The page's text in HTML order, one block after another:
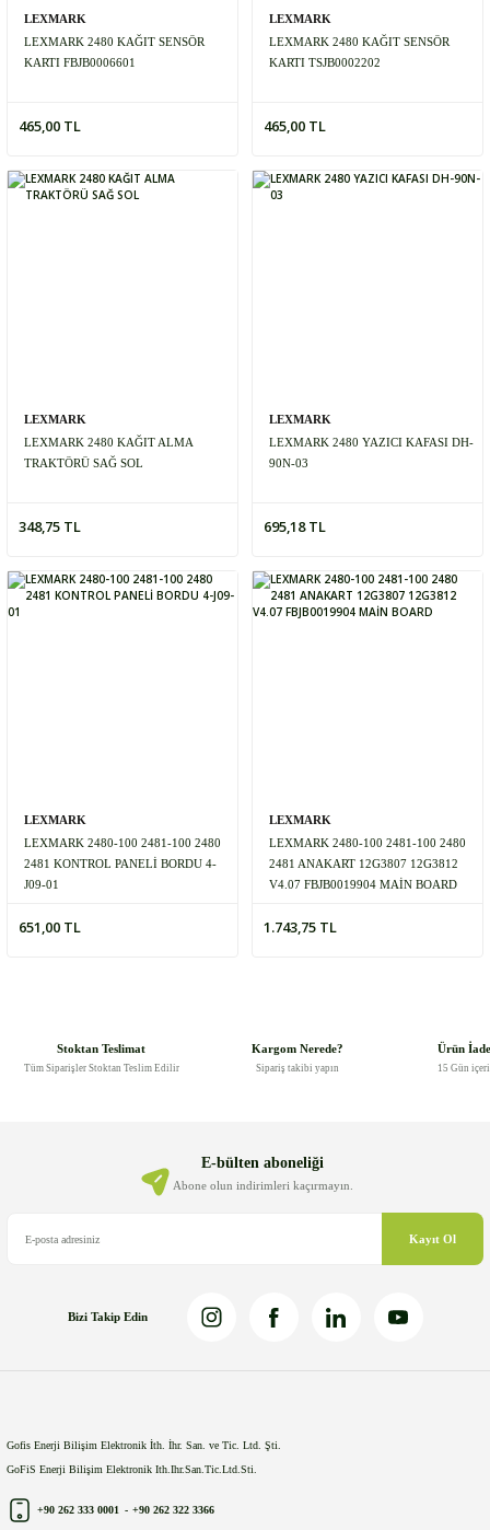
LEXMARK
LEXMARK 2480 KAĞIT SENSÖR
KARTI FBJB0006601
465,00 TL
LEXMARK
LEXMARK 2480 KAĞIT SENSÖR
KARTI TSJB0002202
465,00 TL
LEXMARK
LEXMARK 2480 KAĞIT ALMA
TRAKTÖRÜ SAĞ SOL
348,75 TL
LEXMARK
LEXMARK 2480 YAZICI KAFASI DH-
90N-03
695,18 TL
LEXMARK
LEXMARK 2480-100 2481-100 2480
2481 KONTROL PANELİ BORDU 4-
J09-01
651,00 TL
LEXMARK
LEXMARK 2480-100 2481-100 2480
2481 ANAKART 12G3807 12G3812
V4.07 FBJB0019904 MAİN BOARD
1.743,75 TL
Stoktan Teslimat
Tüm Siparişler Stoktan Teslim Edilir
Kargom Nerede?
Sipariş takibi yapın
Ürün
15 Gün
E-bülten aboneliği
Abone olun indirimleri kaçırmayın.
Kayıt Ol
Bizi Takip Edin
Gofis Enerji Bilişim Elektronik İth. İhr. San. ve Tic. Ltd. Şti.
GoFiS Enerji Bilişim Elektronik Ith.Ihr.San.Tic.Ltd.Sti.
+90 262 333 0001 - +90 262 322 3366